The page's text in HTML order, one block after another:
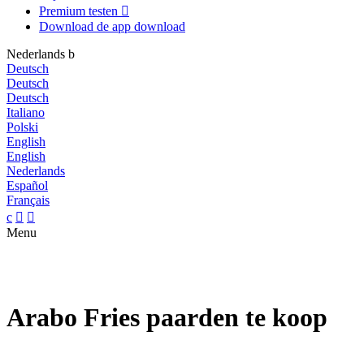
Premium testen 
Download de app download
Nederlands b
Deutsch
Deutsch
Deutsch
Italiano
Polski
English
English
Nederlands
Español
Français
c  
Menu
Arabo Fries paarden te koop